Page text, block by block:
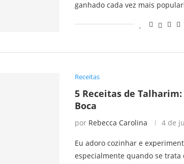
ganhado cada vez mais
Receitas
5 Receitas de
Boca
por Rebecca Carolina 4 de
Eu adoro cozinhar e
especialmente quando se trata